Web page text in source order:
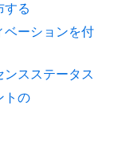
する
ベーションを付
スステータス
トの